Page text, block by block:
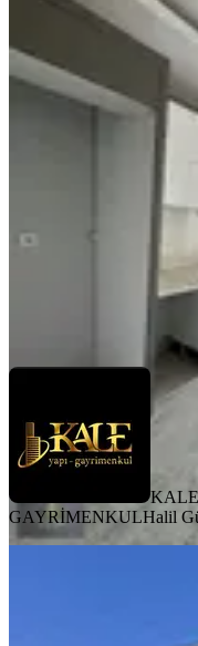
Kale
Daire
KALE YAPI
GAYRİMENKULHalil